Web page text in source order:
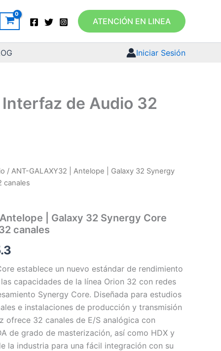
ATENCIÓN EN LINEA
Iniciar Sesión
de Audio 32
/ ANT-GALAXY32 | Antelope | Galaxy 32 Synergy
canales
| Galaxy 32 Synergy Core
canales
establece un nuevo estándar de rendimiento
capacidades de la línea Orion 32 con redes
Synergy Core. Diseñada para estudios
e instalaciones de producción y transmisión
ofrece 32 canales de E/S analógica con
de grado de masterización, así como HDX y
la industria para una fácil integración con su